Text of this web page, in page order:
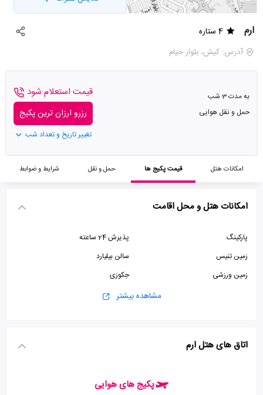
ارم
4 ستاره
آدرس: کیش، بلوار خیام
به مدت 3 شب
حمل و نقل هوایی
قیمت استعلام شود
رزرو ارزان ترین پکیج
تغییر تاریخ و تعداد شب
امکانات هتل قیمت پکیج ها حمل و نقل شرایط و ضوابط
امکانات هتل و محل اقامت
پارکینگ
پذیرش 24 ساعته
زمین تنیس
سالن بیلیارد
زمین ورزشی
جکوزی
اتاق چمدان
اتاق بازی
مشاهده بیشتر
اتاق های هتل ارم
پکیج های هوایی